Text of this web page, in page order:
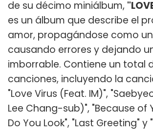
de su décimo miniálbum,
es un álbum que describe el
amor, propagándose como
causando errores y dejando
imborrable. Contiene un total
canciones, incluyendo la
"Love Virus (Feat. IM)",
Lee Chang-sub)", "Because of
Do You Look", "Last Greeting" y